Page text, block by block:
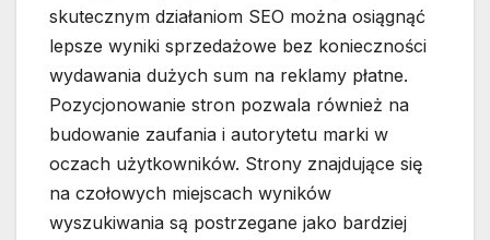
skutecznym działaniom SEO można osiągnąć
lepsze wyniki sprzedażowe bez konieczności
wydawania dużych sum na reklamy płatne.
Pozycjonowanie stron pozwala również na
budowanie zaufania i autorytetu marki w
oczach użytkowników. Strony znajdujące się
na czołowych miejscach wyników
wyszukiwania są postrzegane jako bardziej